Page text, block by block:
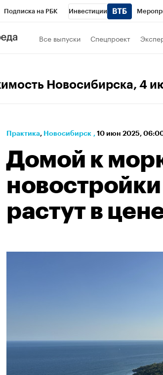
Подписка на РБК Инвестиции
РБК Вино
Франшизы
Все выпуски Спецпроект
Новосибирска, 4
Практика⁠, Новосибирск , 10 июн 2025,
Домой к
растут в